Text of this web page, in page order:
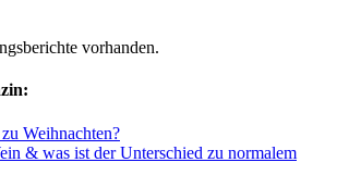
vorhanden.
Weihnachten?
& was ist der Unterschied zu normalem